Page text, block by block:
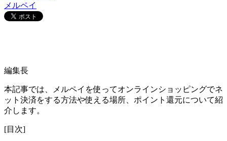
メルペイ
編集長
本記事では、メルペイを使ってオンラインショッピングでネ
ット決済をする方法や使える場所、ポイント還元について紹
介します。
[目次]